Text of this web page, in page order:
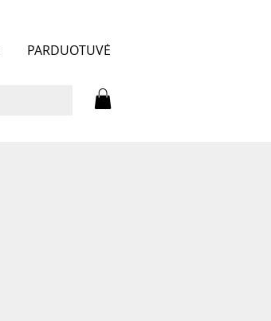
PARDUOTUVĖ